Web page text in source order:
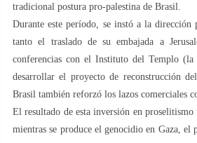
tradicional postura pro-palestina de Brasil.
Durante este período, se instó a la dirección
tanto el traslado de su embajada a
conferencias con el Instituto del Templo (la
desarrollar el proyecto de reconstrucción
Brasil también reforzó los lazos comerciales
El resultado de esta inversión en proselitismo
mientras se produce el genocidio en Gaza, el